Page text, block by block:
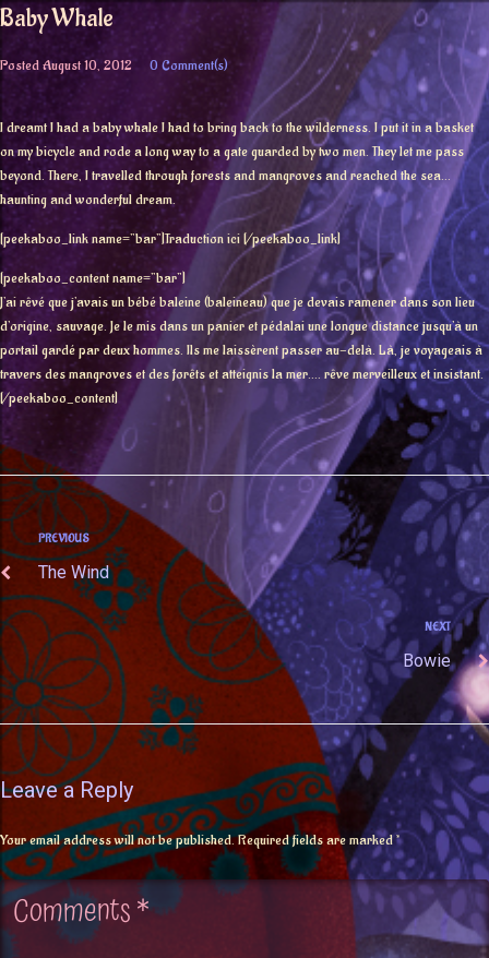
Baby Whale
PostedAugust 10, 2012 0 Comment(s)
I dreamt I had a baby whale I had to bring back to the wilderness. I put it in a basket
on my bicycle and rode a long way to a gate guarded by two men. They let me pass
beyond. There, I travelled through forests and mangroves and reached the sea…
haunting and wonderful dream.
[peekaboo_link name=”bar”]Traduction ici [/peekaboo_link]
[peekaboo_content name=”bar”]
J’ai rêvé que j’avais un bébé baleine (baleineau) que je devais ramener dans son lieu
d’origine, sauvage. Je le mis dans un panier et pédalai une longue distance jusqu’à un
portail gardé par deux hommes. Ils me laissèrent passer au-delà. Là, je voyageais à
travers des mangroves et des forêts et atteignis la mer…. rêve merveilleux et insistant.
[/peekaboo_content]
PREVIOUS
The Wind
NEXT
Bowie
Leave a Reply
Your email address will not be published.Required fields are marked*